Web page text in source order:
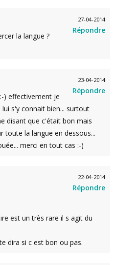
27-04-2014
Répondre
la langue ?
23-04-2014
Répondre
) effectivement je
s'y connait bien... surtout
disant que c'était bon mais
toute la langue en dessous...
merci en tout cas :-)
22-04-2014
Répondre
est un très rare il s agit du
dira si c est bon ou pas.